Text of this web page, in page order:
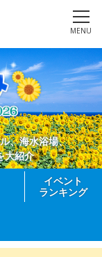
MENU
、海水浴場、
大紹介
イベント
ランキング